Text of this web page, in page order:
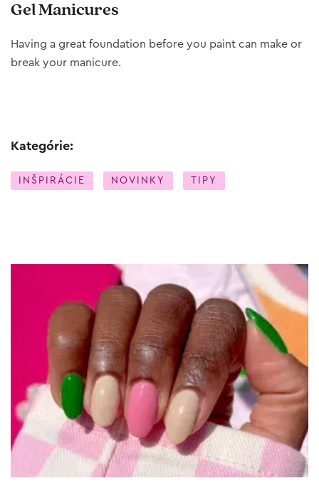
Gel Manicures
Having a great foundation before you paint can make or
break your manicure.
Kategórie:
INŠPIRÁCIE NOVINKY TIPY